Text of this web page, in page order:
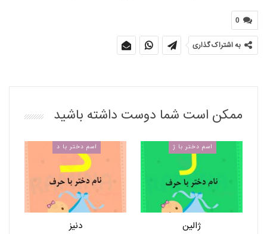
0
به اشتراک گذاری
ممکن است شما دوست داشته باشید
اسم دختر با ژ
ژالین
اسم دختر با د
دنیز